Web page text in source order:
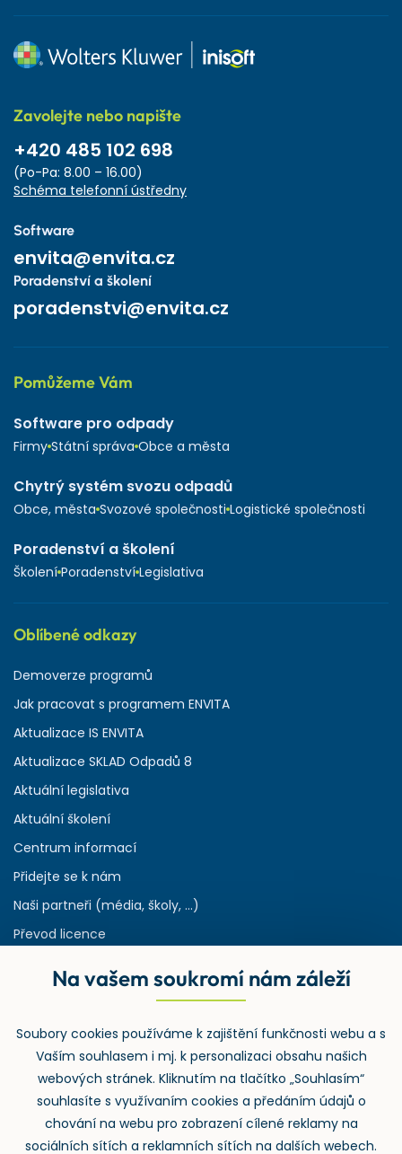
Zavolejte nebo napište
+420 485 102 698
(Po-Pa: 8.00 – 16.00)
Schéma telefonní ústředny
Software
envita@envita.cz
Poradenství a školení
poradenstvi@envita.cz
Pomůžeme Vám
Software pro odpady
Firmy Státní správa Obce a města
Chytrý systém svozu odpadů
Obce, města Svozové společnosti Logistické společnosti
Poradenství a školení
Školení Poradenství Legislativa
Oblíbené odkazy
Demoverze programů
Jak pracovat s programem ENVITA
Aktualizace IS ENVITA
Aktualizace SKLAD Odpadů 8
Aktuální legislativa
Aktuální školení
Centrum informací
Přidejte se k nám
Naši partneři (média, školy, ...)
Převod licence
Rejstřík používaných zkratek v odpadech
Zpětný odběr
Na vašem soukromí nám záleží
Soubory cookies používáme k zajištění funkčnosti webu a s
Vaším souhlasem i mj. k personalizaci obsahu našich
webových stránek. Kliknutím na tlačítko „Souhlasím“
souhlasíte s využívaním cookies a předáním údajů o
chování na webu pro zobrazení cílené reklamy na
sociálních sítích a reklamních sítích na dalších webech.